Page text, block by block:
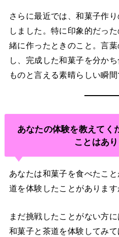
さらに最近では、和菓子作
しました。特に印象的だっ
緒に作ったときのこと。言
し、完成した和菓子を分か
ものと言える素晴らしい瞬間
あなたの体験を教えてく
ことはあ
あなたは和菓子を食べたこ
道を体験したことがあります
まだ挑戦したことがない方
和菓子と茶道を体験してみ